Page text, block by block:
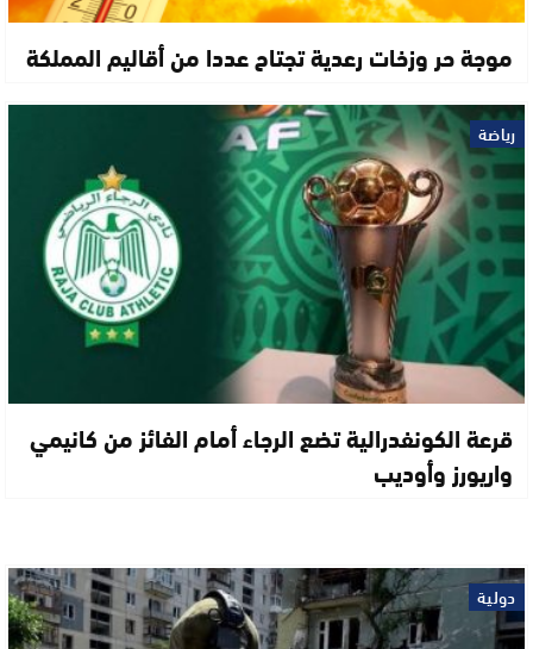
موجة حر وزخات رعدية تجتاح عددا من أقاليم المملكة
رياضة
قرعة الكونفدرالية تضع الرجاء أمام الفائز من كانيمي
واريورز وأوديب
دولية